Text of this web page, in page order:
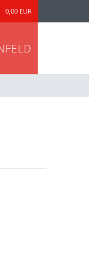
0,00 EUR